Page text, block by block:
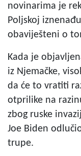
novinarima je
Poljskoj
obaviješteni o
Kada je
iz Njemačke,
da će to vratiti
otprilike na
zbog ruske
Joe Biden
trupe.